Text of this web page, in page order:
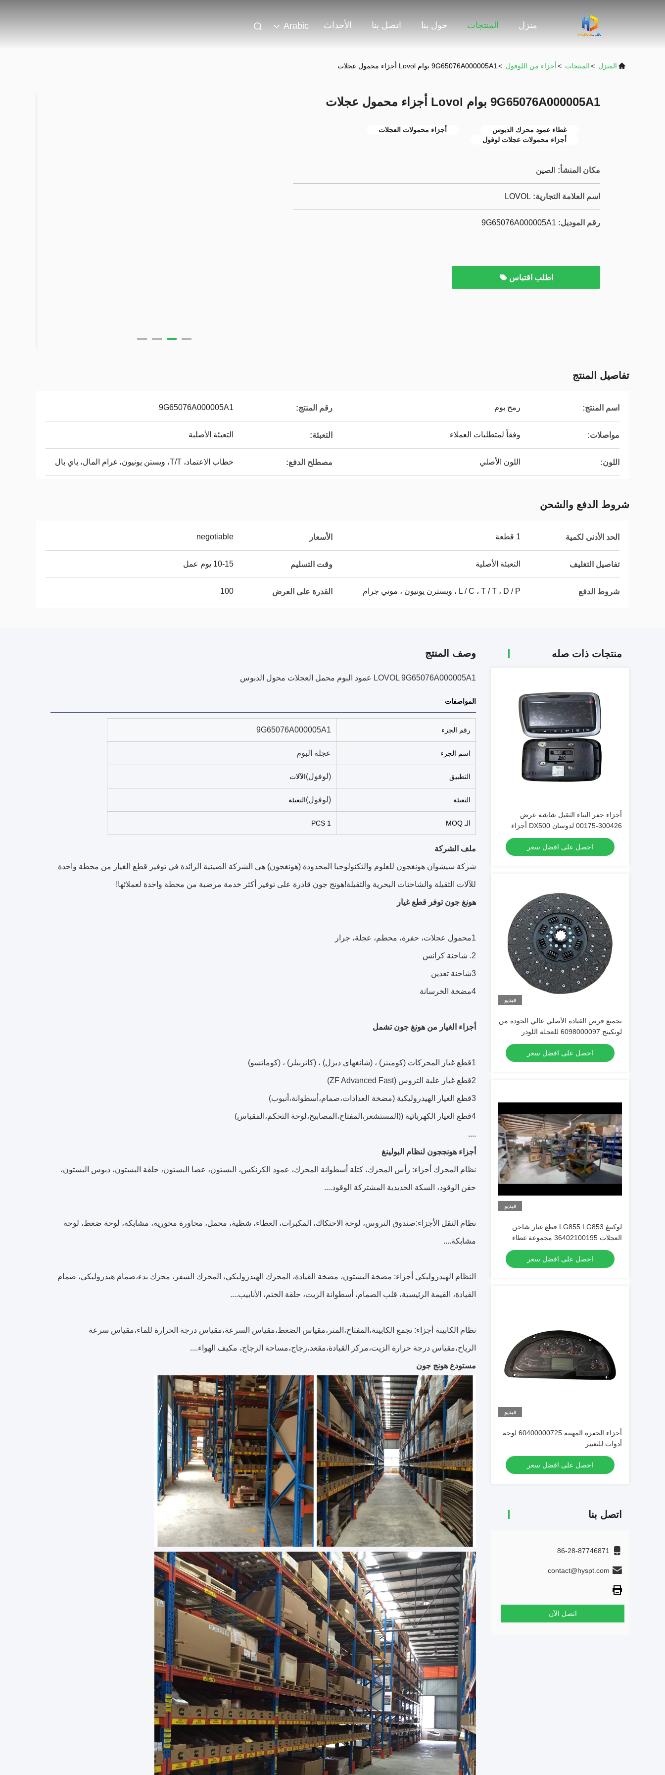
منزل المنتجات حول بنا اتصل بنا الأحداث Arabic
المنزل >المنتجات >أجزاء من اللوفول > 9G65076A000005A1 بوام Lovol أجزاء محمول عجلات
9G65076A000005A1 بوام Lovol أجزاء محمول عجلات
غطاء عمود محرك الدبوس
أجزاء محمولات العجلات
أجزاء محمولات عجلات لوفول
مكان المنشأ: الصين
اسم العلامة التجارية: LOVOL
رقم الموديل: 9G65076A000005A1
اطلب اقتباس
تفاصيل المنتج
اسم المنتج: رمح بوم رقم المنتج: 9G65076A000005A1
مواصلات: وفقاً لمتطلبات العملاء التعبئة: التعبئة الأصلية
اللون: اللون الأصلي مصطلح الدفع: خطاب الاعتماد، T/T، ويستن يونيون، غرام المال، باي بال
شروط الدفع والشحن
الحد الأدنى لكمية 1 قطعة الأسعار negotiable
تفاصيل التغليف التعبئة الأصلية وقت التسليم 10-15 يوم عمل
شروط الدفع L / C ، T / T ، D / P ، ويسترن يونيون ، موني جرام القدرة على العرض 100
منتجات ذات صله
أجزاء حفر البناء الثقيل شاشة عرض
300426-00175 لدوسان DX500 أجزاء
الصيانة
احصل على افضل سعر
فيديو
تجميع قرص القيادة الأصلي عالي الجودة من
لونكينج 6098000097 للعجلة اللودر
احصل على افضل سعر
فيديو
لوكينغ LG855 LG853 قطع غيار شاحن
العجلات 36402100195 مجموعة غطاء
الزيت
احصل على افضل سعر
فيديو
أجزاء الحفرة المهنية 60400000725 لوحة
أدوات للتغيير
احصل على افضل سعر
اتصل بنا
86-28-87746871
contact@hyspt.com
اتصل الآن
وصف المنتج
LOVOL 9G65076A000005A1 عمود البوم محمل العجلات محول الدبوس
المواصفات
رقم الجزء 9G65076A000005A1
اسم الجزء عجلة البوم
التطبيق (لوفول)الآلات
التعبئة (لوفول)التعبئة
الـ MOQ 1 PCS
ملف الشركة
شركة سيشوان هونغجون للعلوم والتكنولوجيا المحدودة (هونغجون) هي الشركة الصينية الرائدة في توفير قطع الغيار من محطة واحدة
للآلات الثقيلة والشاحنات البحرية والثقيلة!هونج جون قادرة على توفير أكثر خدمة مرضية من محطة واحدة لعملائها!
هونغ جون توفر قطع غيار
1محمول عجلات، حفرة، محطم، عجلة، جرار
2. شاحنة كرانس
3شاحنة تعدين
4مضخة الخرسانة
أجزاء الغيار من هونغ جون تشمل
1قطع غيار المحركات (كومينز) ، (شانغهاي ديزل) ، (كاتربيلر) ، (كوماتسو)
2قطع غيار علبة التروس (ZF Advanced Fast)
3قطع الغيار الهيدروليكية (مضخة العدادات،صمام،أسطوانة،أنبوب)
4قطع الغيار الكهربائية ((المستشعر،المفتاح،المصابيح،لوحة التحكم،المقياس)
....
أجزاء هونججون لنظام البولينغ
نظام المحرك أجزاء: رأس المحرك، كتلة أسطوانة المحرك، عمود الكرنكس، البستون، عصا البستون، حلقة البستون، دبوس البستون،
حقن الوقود، السكة الحديدية المشتركة الوقود....
نظام النقل الأجزاء:صندوق التروس، لوحة الاحتكاك، المكبرات، الغطاء، شظية، محمل، محاورة محورية، مشابكة، لوحة ضغط، لوحة
مشابكة....
النظام الهيدروليكي أجزاء: مضخة البستون، مضخة القيادة، المحرك الهيدروليكي، المحرك السفر، محرك بدء،صمام هيدروليكي، صمام
القيادة، القيمة الرئيسية، قلب الصمام، أسطوانة الزيت، حلقة الختم، الأنابيب....
نظام الكابينة أجزاء: تجمع الكابينة،المفتاح،المتر،مقياس الضغط،مقياس السرعة،مقياس درجة الحرارة للماء،مقياس سرعة
الرياح،مقياس درجة حرارة الزيت،مركز القيادة،مقعد،زجاج،مساحة الزجاج، مكيف الهواء....
مستودع هونج جون